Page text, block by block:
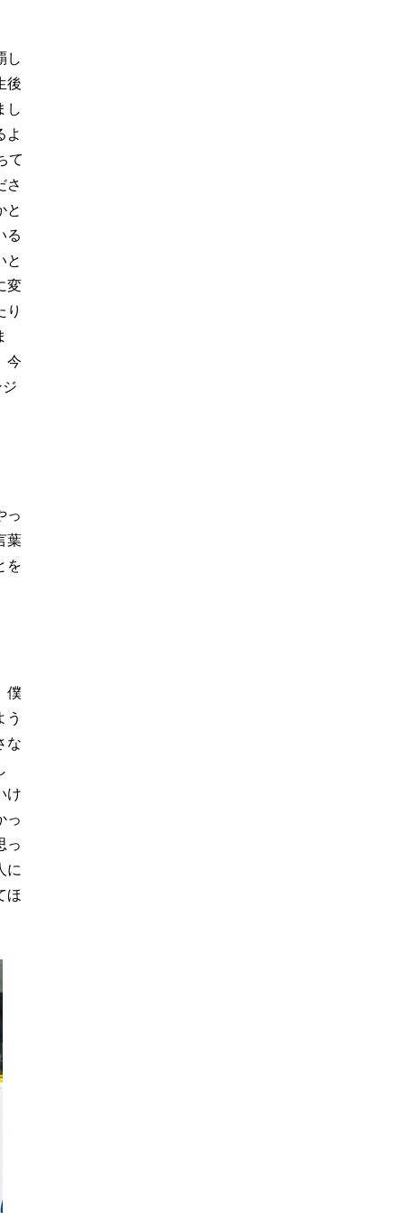
し
後
し
よ
て
さ
と
る
と
変
り
今
っ
葉
を
僕
う
な
け
っ
っ
に
ほ